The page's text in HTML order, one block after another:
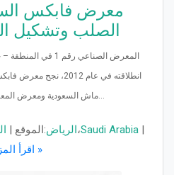
معرض فابكس
الصلب وتشكيل
المعرض الصناعي رقم
انطلاقته في عام
ماش السعودية ومعرض المعادن والفولاذ السعودية...
| الموقع:الرياض،Saudi Arabia |
اقرأ المزيد »